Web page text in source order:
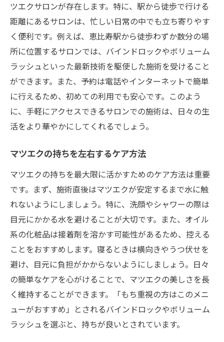
東京都渋谷区で目元美人に！マツエクで叶える
理想の目元
理想の目元を手に入れるための第一歩
渋谷区恵比寿のサロンで叶える美しさ
魅力的な目元を作るマツエクデザイン
施術による印象の違いを体験しよう
選べるメニューの豊富さとその魅力
マツエクで自信を持つためのヒント
ツエクサロンが存在します。特に、駅から徒歩で行ける
距離にあるサロンは、忙しい日常の中でも立ち寄りやす
く便利です。例えば、恵比寿駅から徒歩わずか数分の場
所に位置するサロンでは、バインドロックやボリューム
ラッシュといった最新技術を駆使した施術を受けること
ができます。また、予約は電話やインターネットで簡単
に行えるため、初めての利用でも安心です。このよう
に、手軽にアクセスできるサロンでの施術は、日々の生
活をより華やかにしてくれるでしょう。
マツエクの持ちを左右するケア方法
マツエクの持ちを最大限に活かすためのケア方法は重要
です。まず、施術直後はマツエクが安定するまで水に触
れないようにしましょう。特に、洗顔やシャワーの際は
目元にかかる水を避けることが大切です。また、オイル
系の化粧品は接着剤を溶かす可能性があるため、控える
ことをおすすめします。寝るときは横向きやうつ伏せを
避け、目元に負担がかからないようにしましょう。日々
の簡単なケアを心がけることで、マツエクの美しさを長
く維持することができます。「もち重視の方はこのメニ
ューがおすすめ」とされるバインドロックやボリューム
ラッシュを選ぶと、持ちが良いとされています。